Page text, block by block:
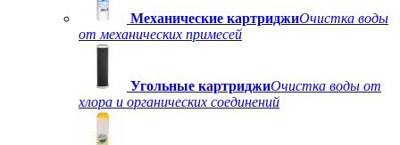
Механические картриджиОчистка воды
от механических примесей
Угольные картриджиОчистка воды от
хлора и органических соединений